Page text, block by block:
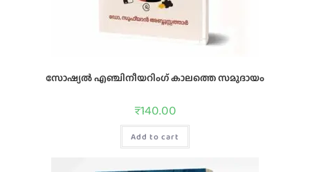
സോഷ്യല്‍ എഞ്ചിനീയറിംഗ്‌ കാലത്തെ സമുദായം
₹140.00
Add to cart